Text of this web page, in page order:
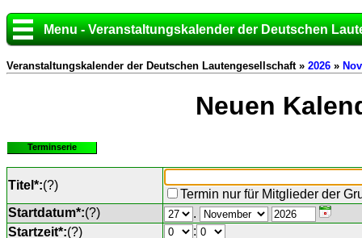
Menu - Veranstaltungskalender der Deutschen
Veranstaltungskalender der Deutschen Lautengesellschaft » 2026 »
Neuen
Terminserie
Titel*:(?)
Termin nur für Mitglieder der
Startdatum*:(?)
.
Startzeit*:(?)
: